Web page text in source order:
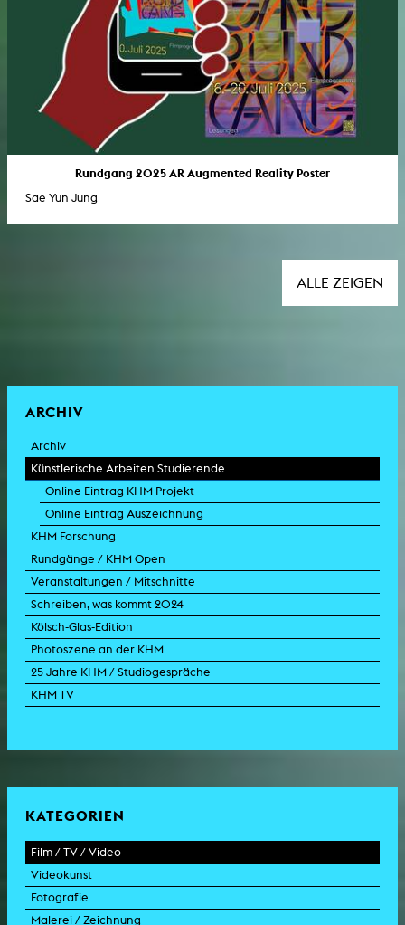
Rundgang 2025 AR Augmented Reality Poster
Sae Yun Jung
ALLE ZEIGEN
ARCHIV
Archiv
Künstlerische Arbeiten Studierende
Online Eintrag KHM Projekt
Online Eintrag Auszeichnung
KHM Forschung
Rundgänge / KHM Open
Veranstaltungen / Mitschnitte
Schreiben, was kommt 2024
Kölsch-Glas-Edition
Photoszene an der KHM
25 Jahre KHM / Studiogespräche
KHM TV
KATEGORIEN
Film / TV / Video
Spielfilm
Dokumentarfilm
Doku-Drama
Videokunst
Experimentalfilm
Videoarbeit
Fotografie
Fotoarbeit
Malerei / Zeichnung